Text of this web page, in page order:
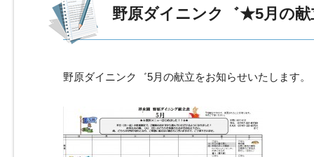
野原ダイニンク゛★5月の
野原ダイニンク゛5月の献立をお知らせいたします。